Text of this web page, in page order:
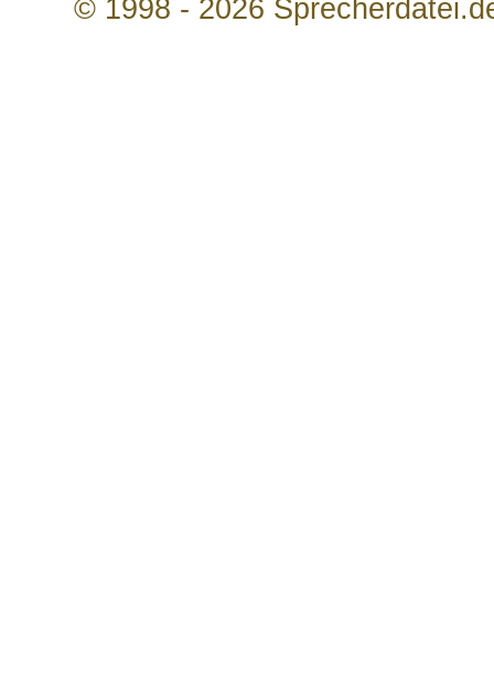
© 1998 - 2026